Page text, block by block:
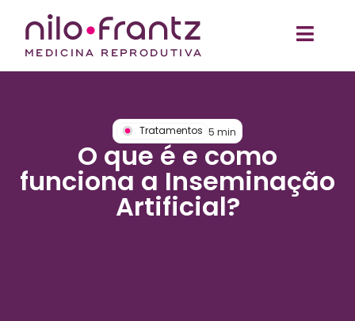
Tratamentos 5 min
O que é e como
funciona a Inseminação
Artificial?